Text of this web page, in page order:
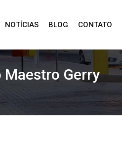
NOTÍCIAS BLOG CONTATO
Gerry